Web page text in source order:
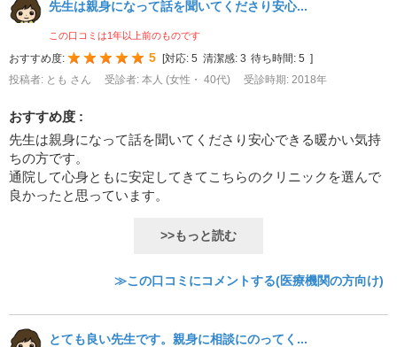
先生は親身になって話を聞いてくださり安心...
この口コミは1年以上前のものです
おすすめ度: 5 [対応: 5 清潔感: 3 待ち時間: 5 ]
投稿者: とも さん
受診者: 本人 (女性・ 40代) 受診時期: 2018年
おすすめ度 :
先生は親身になって話を聞いてくださり安心できる暖かい気持
ちの方です。
通院して心身ともに安定してきてこちらのクリニックを選んで
良かったと思っています。
>>もっと読む
≫この口コミにコメントする(医療機関の方向け)
とても良い先生です。親身に相談にのってく...